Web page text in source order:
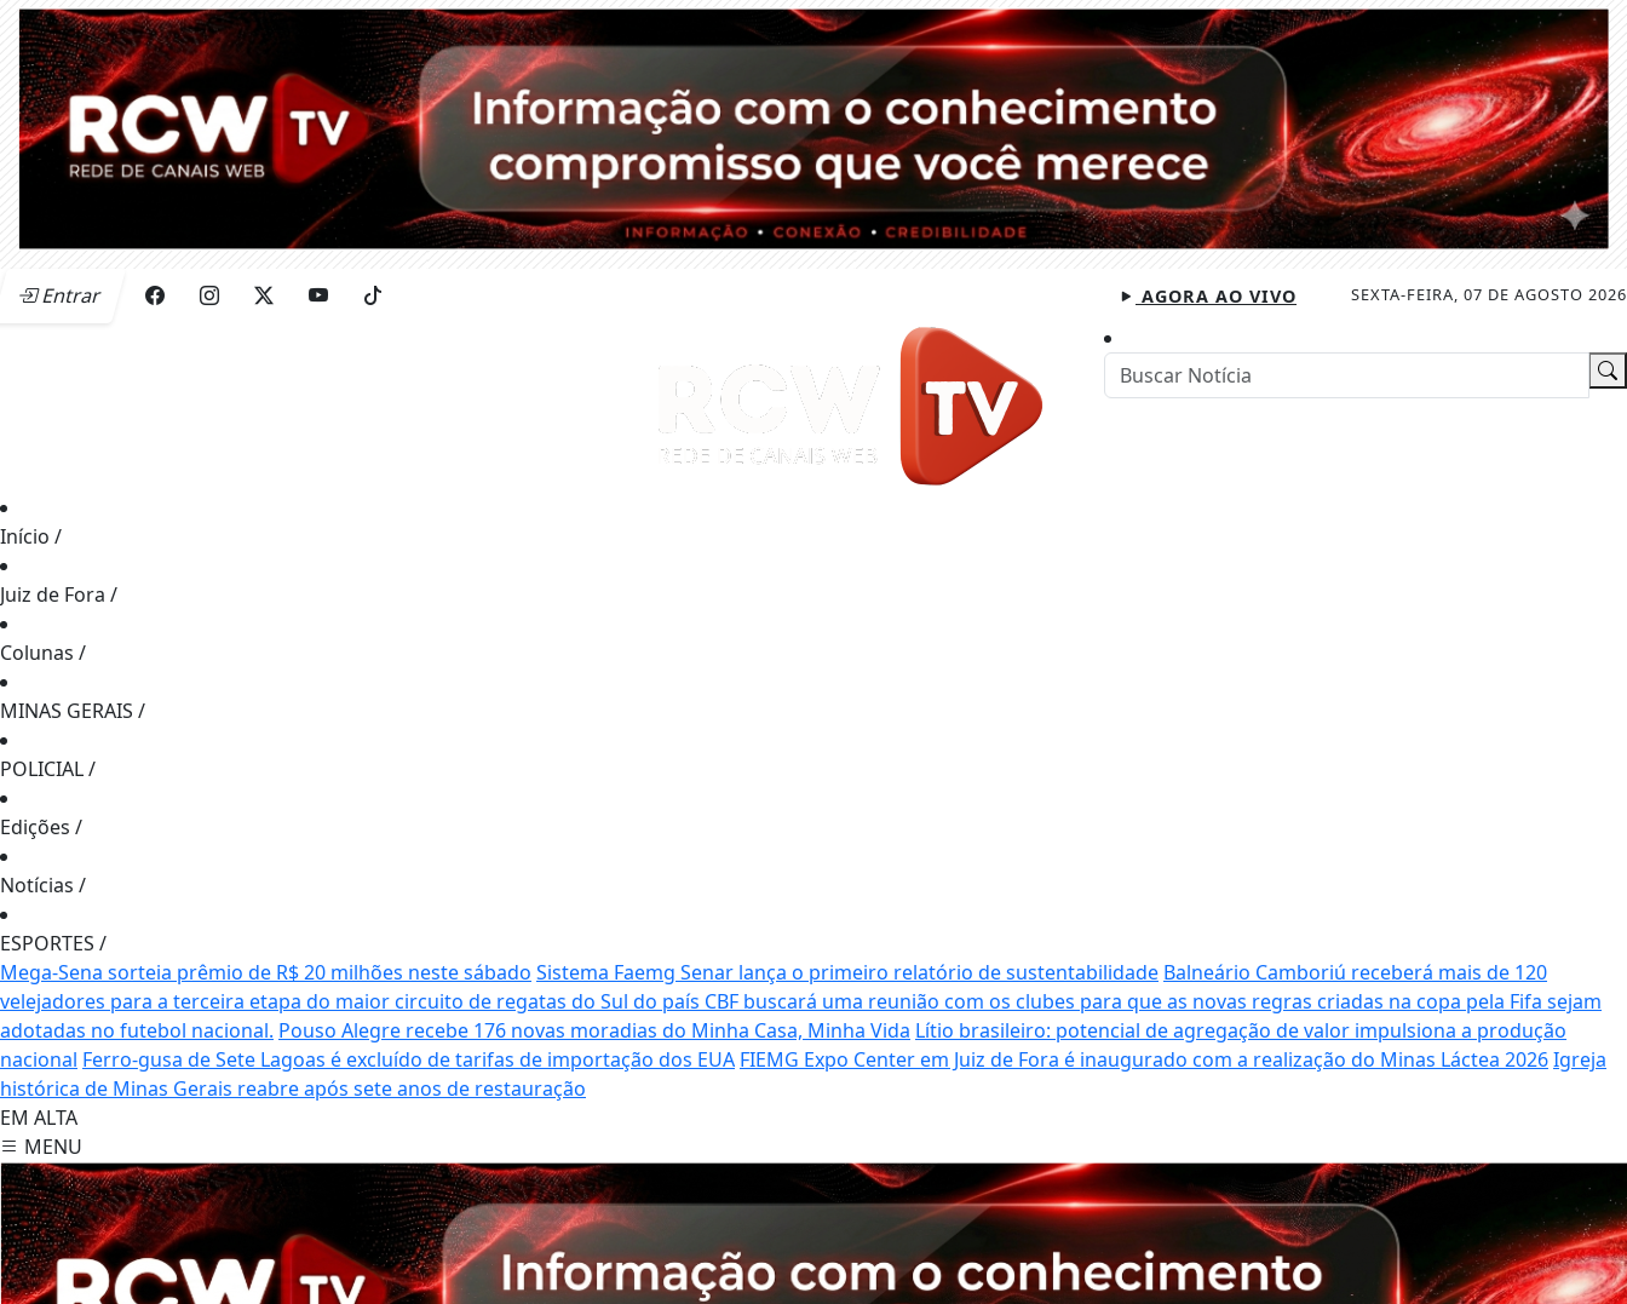
Entrar SEXTA-FEIRA, 07 DE AGOSTO 2026
AGORA AO VIVO
Início /
Juiz de Fora /
Colunas /
MINAS GERAIS /
POLICIAL/
Edições /
Notícias /
ESPORTES /
Mega-Sena sorteia prêmio de R$ 20 milhões neste sábado Sistema Faemg Senar lança o primeiro relatório de sustentabilidade Balneário Camboriú receberá mais de 120
velejadores para a terceira etapa do maior circuito de regatas do Sul do país CBF buscará uma reunião com os clubes para que as novas regras criadas na copa pela Fifa sejam
adotadas no futebol nacional. Pouso Alegre recebe 176 novas moradias do Minha Casa, Minha Vida Lítio brasileiro: potencial de agregação de valor impulsiona a produção
nacional Ferro-gusa de Sete Lagoas é excluído de tarifas de importação dos EUA FIEMG Expo Center em Juiz de Fora é inaugurado com a realização do Minas Láctea 2026Igreja
histórica de Minas Gerais reabre após sete anos de restauração
EM ALTA
MENU